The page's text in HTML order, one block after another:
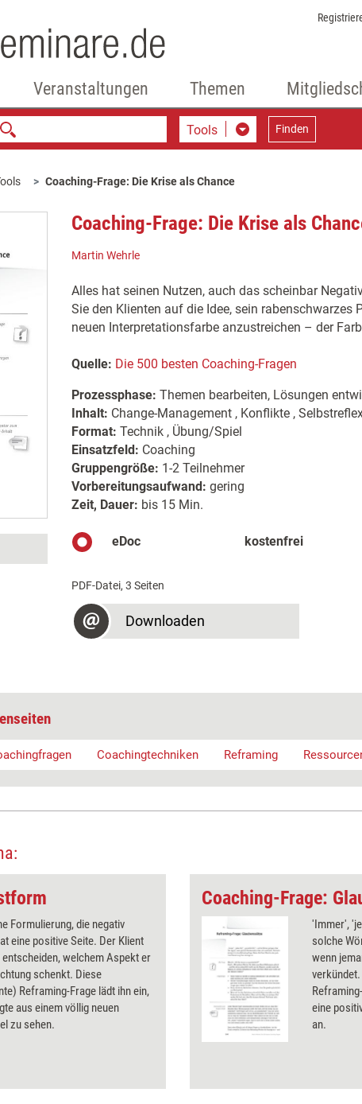
Veranstaltungen Themen
Tools Finden
Coaching-Frage: Die Krise als Chance
Coaching-Frage: Die Krise als
Martin Wehrle
Alles hat seinen Nutzen, auch das scheinbar
Sie den Klienten auf die Idee, sein rabenschwarzes
neuen Interpretationsfarbe anzustreichen – der
Quelle: Die 500 besten Coaching-Fragen
Prozessphase: Themen bearbeiten, Lösungen
Inhalt: Change-Management , Konflikte ,
Format: Technik , Übung/Spiel
Einsatzfeld: Coaching
Gruppengröße: 1-2 Teilnehmer
Vorbereitungsaufwand: gering
Zeit, Dauer: bis 15 Min.
eDoc kostenfrei
PDF-Datei, 3 Seiten
Downloaden
Coachingtechniken Reframing
Formulierung, die negativ
eine positive Seite. Der Klient
entscheiden, welchem Aspekt er
schenkt. Diese
Reframing-Frage lädt ihn ein,
aus einem völlig neuen
zu sehen.
Coaching-Frage:
'Immer',
solche
wenn
eine
an.